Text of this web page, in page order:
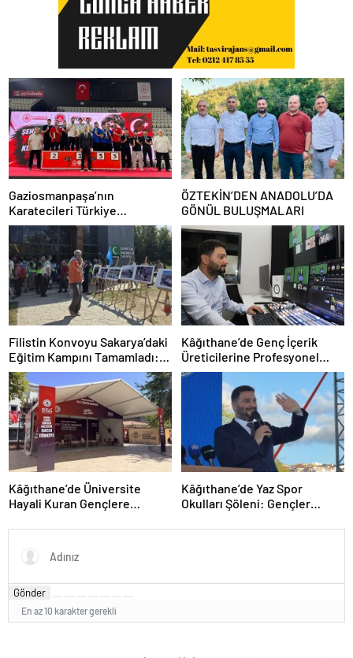
Gaziosmanpaşa’nın
Karatecileri Türkiye
Şampiyonası’nda Kürsüyü
Bırakmadı
ÖZTEKİN’DEN ANADOLU’DA
GÖNÜL BULUŞMALARI
Filistin Konvoyu Sakarya’daki
Eğitim Kampını Tamamladı:
Ankara Etabı Başlıyor
Kâğıthane’de Genç İçerik
Üreticilerine Profesyonel
Stüdyo Desteği
Kâğıthane’de Üniversite
Hayali Kuran Gençlere
Kâğıthane’de Yaz Spor
Okulları Şöleni: Gençler
Gönder
En az 10 karakter gerekli